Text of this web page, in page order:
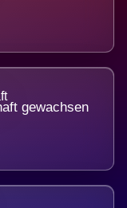
gewachsen